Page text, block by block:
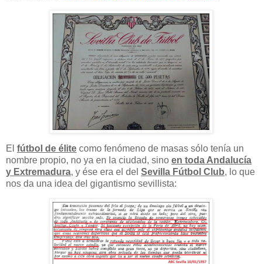
El fútbol de élite como fenómeno de masas sólo tenía un
nombre propio, no ya en la ciudad, sino en toda Andalucía
y Extremadura, y ése era el del Sevilla Fútbol Club, lo que
nos da una idea del gigantismo sevillista: